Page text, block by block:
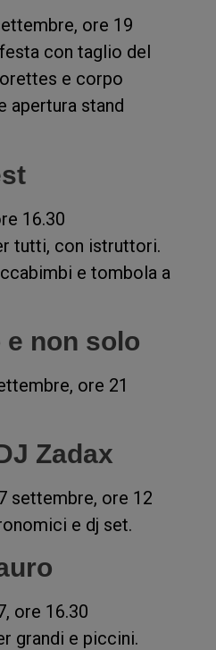
ore 19
con taglio del
e corpo
apertura stand
16.30
tutti, con istruttori.
e tombola a
non solo
ore 21
Zadax
settembre, ore 12
e dj set.
ore 16.30
grandi e piccini.